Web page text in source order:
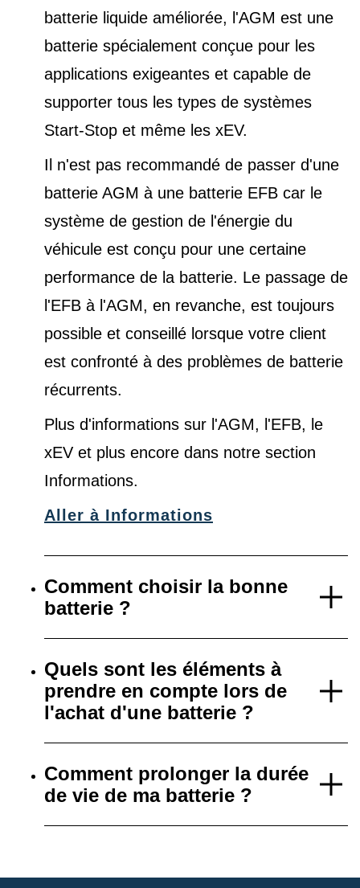
batterie liquide améliorée, l'AGM est une
batterie spécialement conçue pour les
applications exigeantes et capable de
supporter tous les types de systèmes
Start-Stop et même les xEV.
Il n'est pas recommandé de passer d'une
batterie AGM à une batterie EFB car le
système de gestion de l'énergie du
véhicule est conçu pour une certaine
performance de la batterie. Le passage de
l'EFB à l'AGM, en revanche, est toujours
possible et conseillé lorsque votre client
est confronté à des problèmes de batterie
récurrents.
Plus d'informations sur l'AGM, l'EFB, le
xEV et plus encore dans notre section
Informations.
Aller à Informations
Comment choisir la bonne
batterie ?
Quels sont les éléments à
prendre en compte lors de
l'achat d'une batterie ?
Comment prolonger la durée
de vie de ma batterie ?